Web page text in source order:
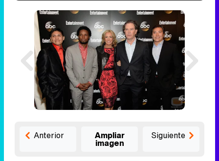
Anterior Ampliar
imagen
Siguiente